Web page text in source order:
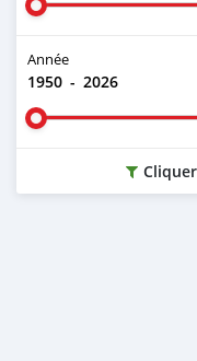
Année
1950 - 2026